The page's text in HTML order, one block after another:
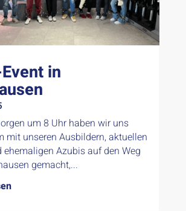
in
um 8 Uhr haben wir uns
mit unseren Ausbildern, aktuellen
ehemaligen Azubis auf den Weg
gemacht,...